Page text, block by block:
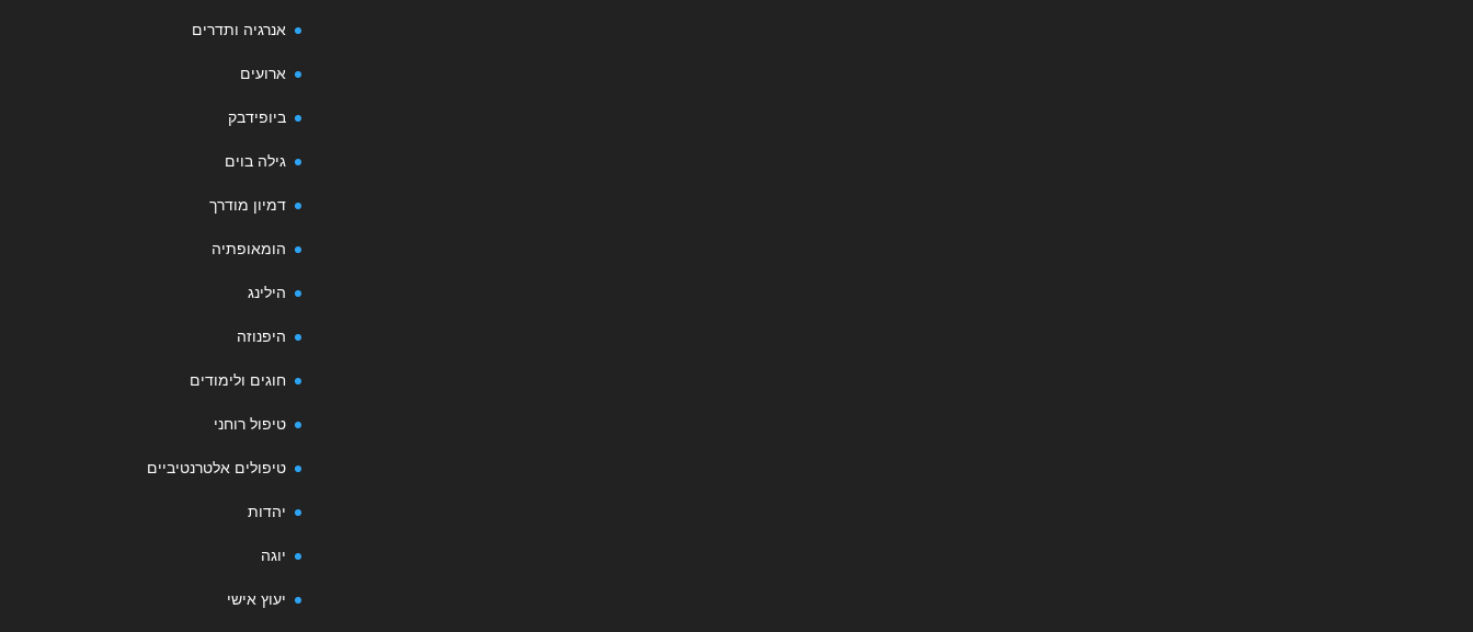
אנרגיה ותדרים
ארועים
ביופידבק
גילה בוים
דמיון מודרך
הומאופתיה
הילינג
היפנוזה
חוגים ולימודים
טיפול רוחני
טיפולים אלטרנטיביים
יהדות
יוגה
יעוץ אישי